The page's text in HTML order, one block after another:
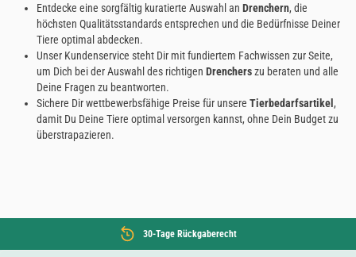
Entdecke eine sorgfältig kuratierte Auswahl an Drenchern, die
höchsten Qualitätsstandards entsprechen und die Bedürfnisse Deiner
Tiere optimal abdecken.
Unser Kundenservice steht Dir mit fundiertem Fachwissen zur Seite,
um Dich bei der Auswahl des richtigen Drencherszu beraten und alle
Deine Fragen zu beantworten.
Sichere Dir wettbewerbsfähige Preise für unsere Tierbedarfsartikel ,
damit Du Deine Tiere optimal versorgen kannst, ohne Dein Budget zu
überstrapazieren.
30-Tage Rückgaberecht